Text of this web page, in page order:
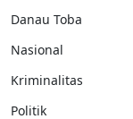
Danau Toba
Nasional
Kriminalitas
Politik